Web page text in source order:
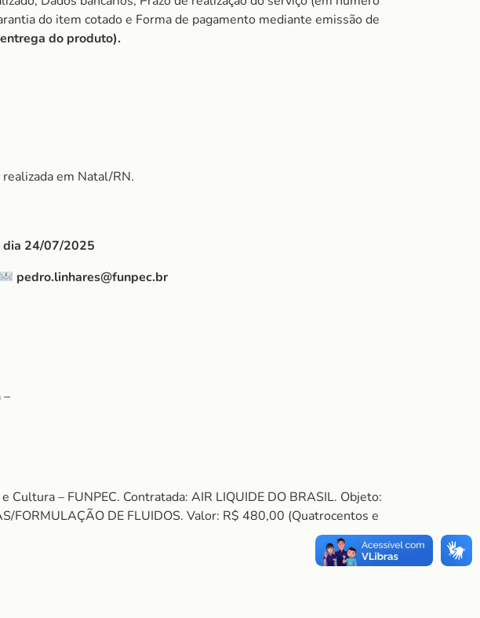
do item cotado e Forma de pagamento mediante emissão de
do produto).
em Natal/RN.
dia 24/07/2025
pedro.linhares@funpec.br
–
– FUNPEC. Contratada: AIR LIQUIDE DO BRASIL. Objeto:
FORMULAÇÃO DE FLUIDOS. Valor: R$ 480,00 (Quatrocentos e